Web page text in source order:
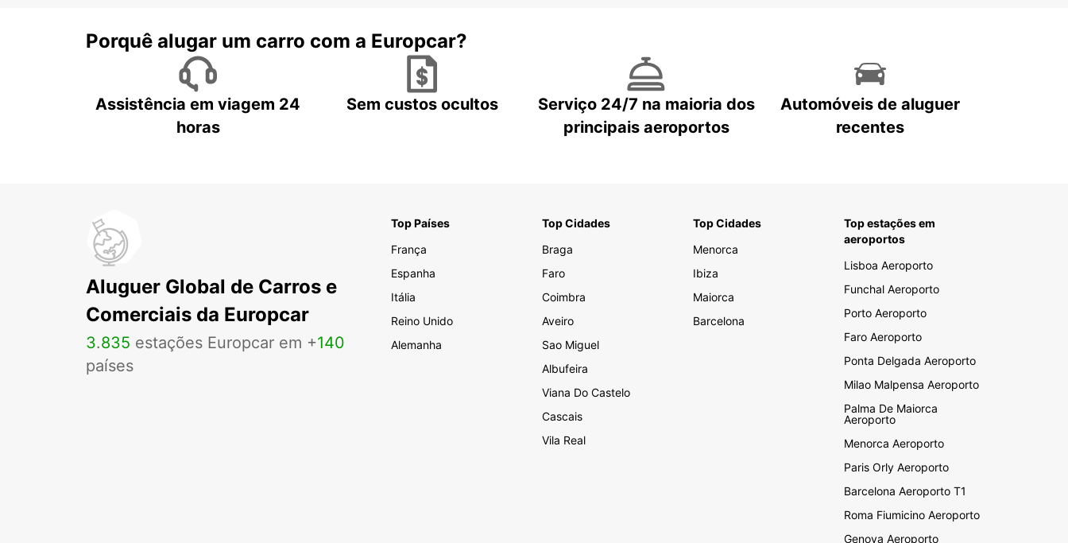
Porquê alugar um carro com a Europcar?
Assistência em viagem 24
horas
Sem custos ocultos
Serviço 24/7 na maioria dos
principais aeroportos
Automóveis de aluguer
recentes
Aluguer Global de Carros e
Comerciais da Europcar
3.835 estações Europcar em +140
países
Top Países
França
Espanha
Itália
Reino Unido
Alemanha
Top Cidades
Braga
Faro
Coimbra
Aveiro
Sao Miguel
Albufeira
Viana Do Castelo
Cascais
Vila Real
Top Cidades
Menorca
Ibiza
Maiorca
Barcelona
Top estações em
aeroportos
Lisboa Aeroporto
Funchal Aeroporto
Porto Aeroporto
Faro Aeroporto
Ponta Delgada Aeroporto
Milao Malpensa Aeroporto
Palma De Maiorca
Aeroporto
Menorca Aeroporto
Paris Orly Aeroporto
Barcelona Aeroporto T1
Roma Fiumicino Aeroporto
Genova Aeroporto